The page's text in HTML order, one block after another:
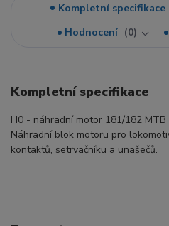
Kompletní specifikace
Hodnocení
0
Kompletní specifikace
H0 - náhradní motor 181/182 MTB
Náhradní blok motoru pro
kontaktů, setrvačníku a unašečů.